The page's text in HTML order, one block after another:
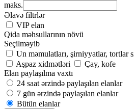
maks.
Əlavə filtrlər
VIP elan
Qida məhsullarının növü
Seçilməyib
Un məmulatları, şirniyyatlar, tortlar
Aşpaz xidmətləri
Çay, kofe
Elan paylaşılma vaxtı
24 saat ərzində paylaşılan elanlar
7 gün ərzində paylaşılan elanlar
Bütün elanlar